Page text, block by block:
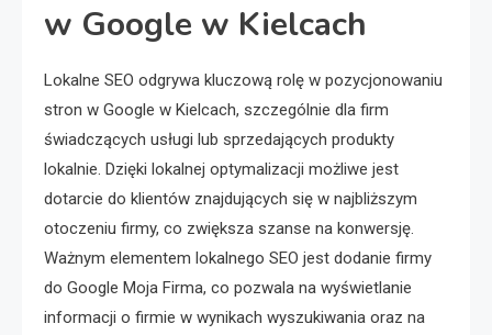
w Google w Kielcach
Lokalne SEO odgrywa kluczową rolę w pozycjonowaniu
stron w Google w Kielcach, szczególnie dla firm
świadczących usługi lub sprzedających produkty
lokalnie. Dzięki lokalnej optymalizacji możliwe jest
dotarcie do klientów znajdujących się w najbliższym
otoczeniu firmy, co zwiększa szanse na konwersję.
Ważnym elementem lokalnego SEO jest dodanie firmy
do Google Moja Firma, co pozwala na wyświetlanie
informacji o firmie w wynikach wyszukiwania oraz na